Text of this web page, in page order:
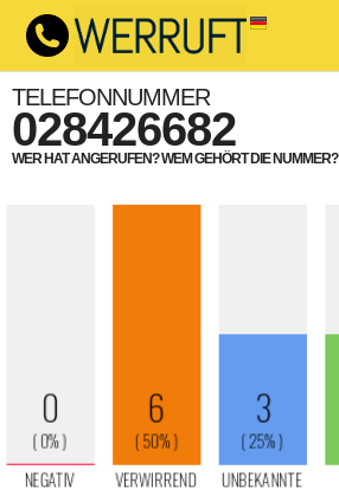
TELEFONNUMMER
028426682
WER HAT ANGERUFEN? WEM GEHÖRT DIE NUMMER?